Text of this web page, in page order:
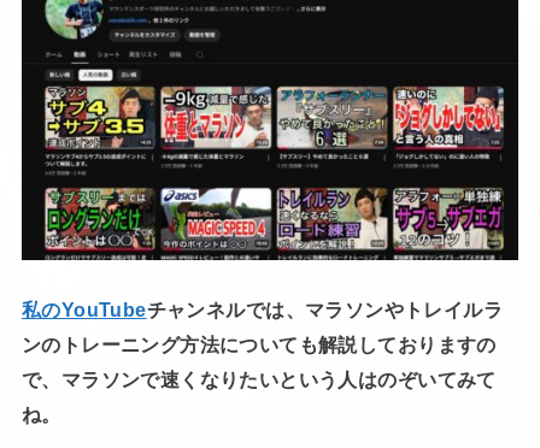
私のYouTubeチャンネルでは、マラソンやトレイルラ
ンのトレーニング方法についても解説しておりますの
で、マラソンで速くなりたいという人はのぞいてみて
ね。